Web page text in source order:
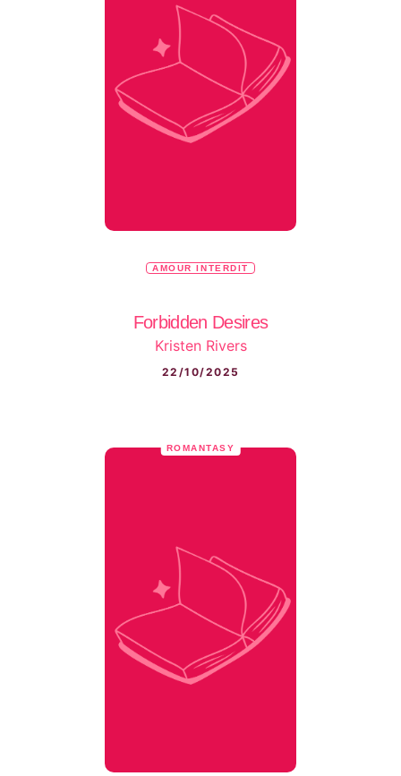
AMOUR INTERDIT
Forbidden Desires
Kristen Rivers
22/10/2025
ROMANTASY